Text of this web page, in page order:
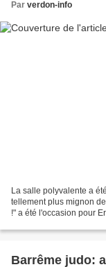
Par verdon-info
La salle polyvalente a
tellement plus mignon
!" a été l'occasion pour
Barrême judo: